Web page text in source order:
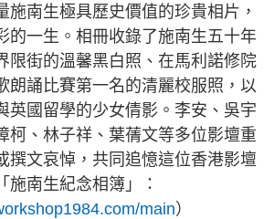
施南生極具歷史價值的珍貴相片，
的一生。相冊收錄了施南生五十年
限街的溫馨黑白照、在馬利諾修院
朗誦比賽第一名的清麗校服照，以
英國留學的少女倩影。李安、吳宇
柯、林子祥、葉蒨文等多位影壇重
撰文哀悼，共同追憶這位香港影壇
施南生紀念相簿」：
main）